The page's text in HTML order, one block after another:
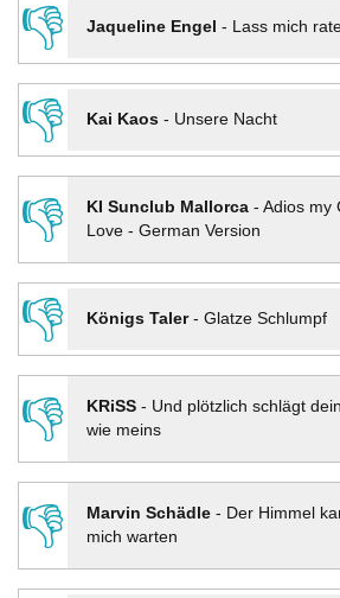
👎
Jaqueline Engel - Lass mich
👎
Kai Kaos- Unsere Nacht
👎
KI Sunclub Mallorca- Adios my
Love - German Version
👎
Königs Taler- Glatze Schlumpf
👎
KRiSS- Und plötzlich schlägt
wie meins
👎 Marvin Schädle- Der Himmel
mich warten